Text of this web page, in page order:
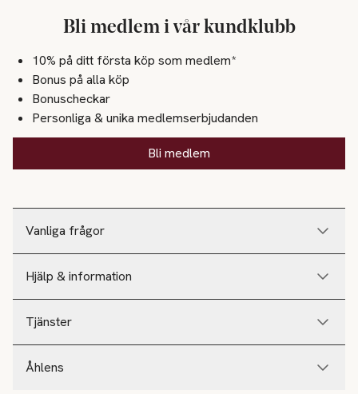
Vanliga frågor
Hjälp & information
Tjänster
Åhlens
Bli medlem i vår kundklubb
10% på ditt första köp som medlem*
Bonus på alla köp
Bonuscheckar
Personliga & unika medlemserbjudanden
Bli medlem